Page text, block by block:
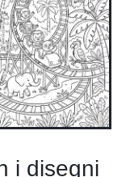
i disegni